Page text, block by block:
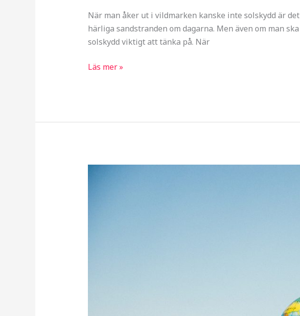
När man åker ut i vildmarken kanske inte solskydd är
härliga sandstranden om dagarna. Men även om man
solskydd viktigt att tänka på. När
Läs mer »